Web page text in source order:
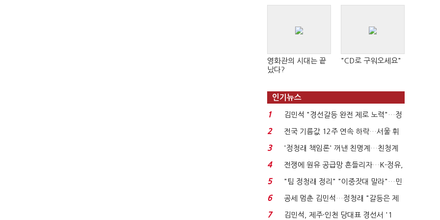
영화관의 시대는 끝
났다?
"CD로 구워오세요"
인기뉴스
1
김민석 "경선갈등 완전 제로 노력"…정
청래 "반명 공세 사...
2
전국 기름값 12주 연속 하락…서울 휘
발윳값 1909원...
3
'정청래 책임론' 꺼낸 친명계…친청계
는 추가투표 때리기...
4
전쟁에 원유 공급망 흔들리자…K-정유,
에너지안보 핵심...
5
"팀 정청래 정리" "이중잣대 말라"…민
주 최고위원 계파 다...
6
공세 멈춘 김민석…정청래 "갈등은 제
가 수습"
7 김민석, 제주·인천 당대표 경선서 '1